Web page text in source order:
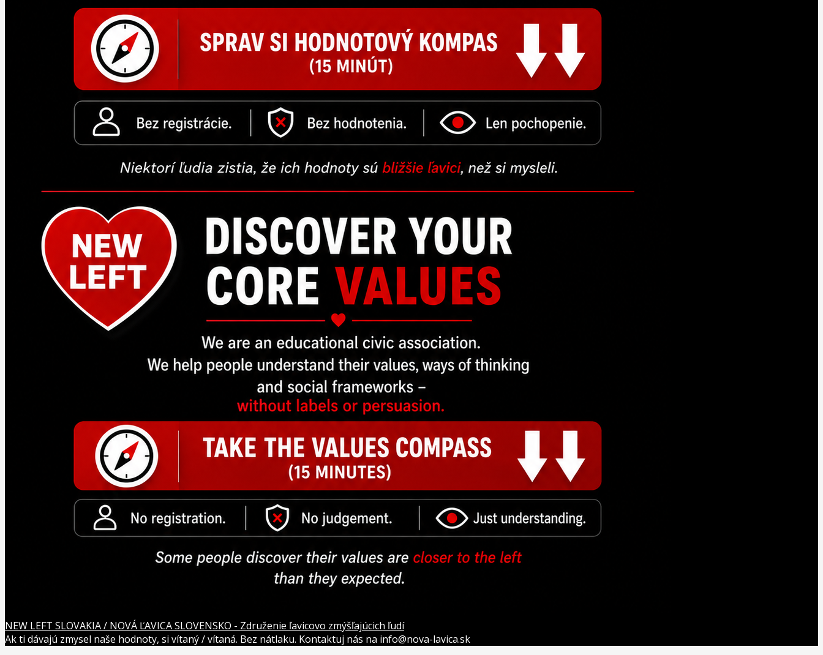
NEW LEFT SLOVAKIA / NOVÁ ĽAVICA SLOVENSKO - Združenie ľavicovo zmýšľajúcich ľudí
Ak ti dávajú zmysel naše hodnoty, si vítaný / vítaná. Bez nátlaku. Kontaktuj nás na info@nova-lavica.sk